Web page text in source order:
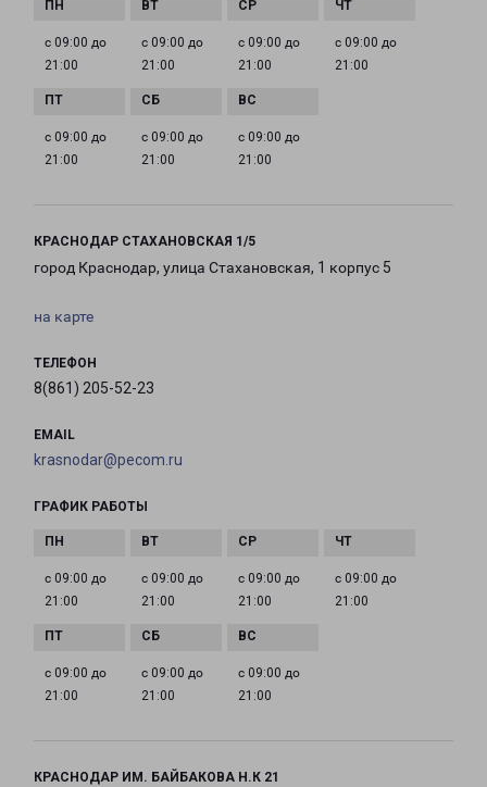
с 09:00 до
21:00
с 09:00 до
21:00
с 09:00 до
21:00
с 09:00 до
21:00
с 09:00 до
21:00
с 09:00 до
21:00
с 09:00 до
21:00
КРАСНОДАР СТАХАНОВСКАЯ 1/5
город Краснодар, улица Стахановская, 1 корпус 5
на карте
ТЕЛЕФОН
8(861) 205-52-23
EMAIL
krasnodar@pecom.ru
ГРАФИК РАБОТЫ
с 09:00 до
21:00
с 09:00 до
21:00
с 09:00 до
21:00
с 09:00 до
21:00
с 09:00 до
21:00
с 09:00 до
21:00
с 09:00 до
21:00
КРАСНОДАР ИМ. БАЙБАКОВА Н.К 21